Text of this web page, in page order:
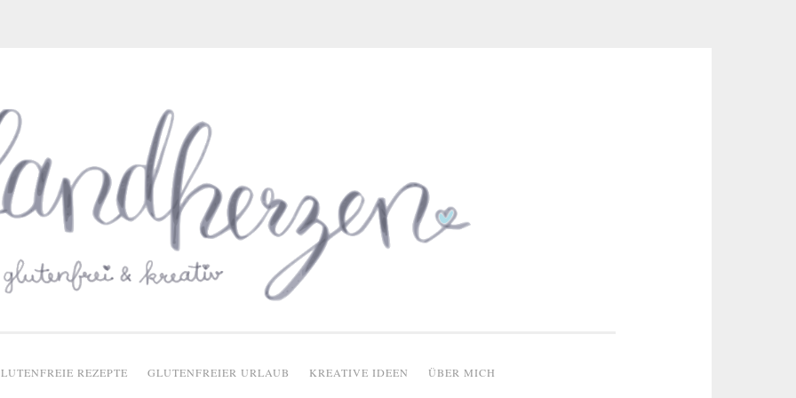
REZEPTE GLUTENFREIER URLAUB KREATIVE IDEEN ÜBER MICH